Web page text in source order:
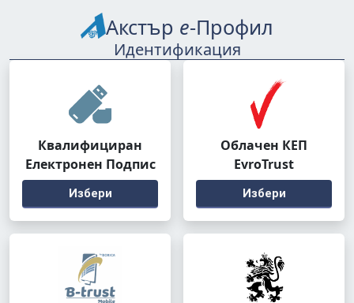
Акстър е-Профил
Идентификация
Квалифициран
Електронен Подпис
Избери
Облачен КЕП
EvroTrust
Избери